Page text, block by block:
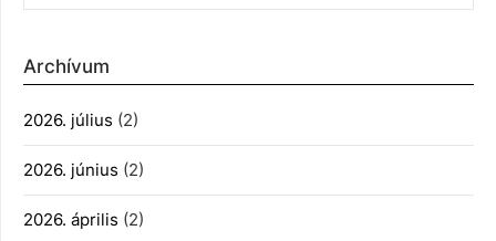
Archívum
2026. július (2)
2026. június (2)
2026. április (2)